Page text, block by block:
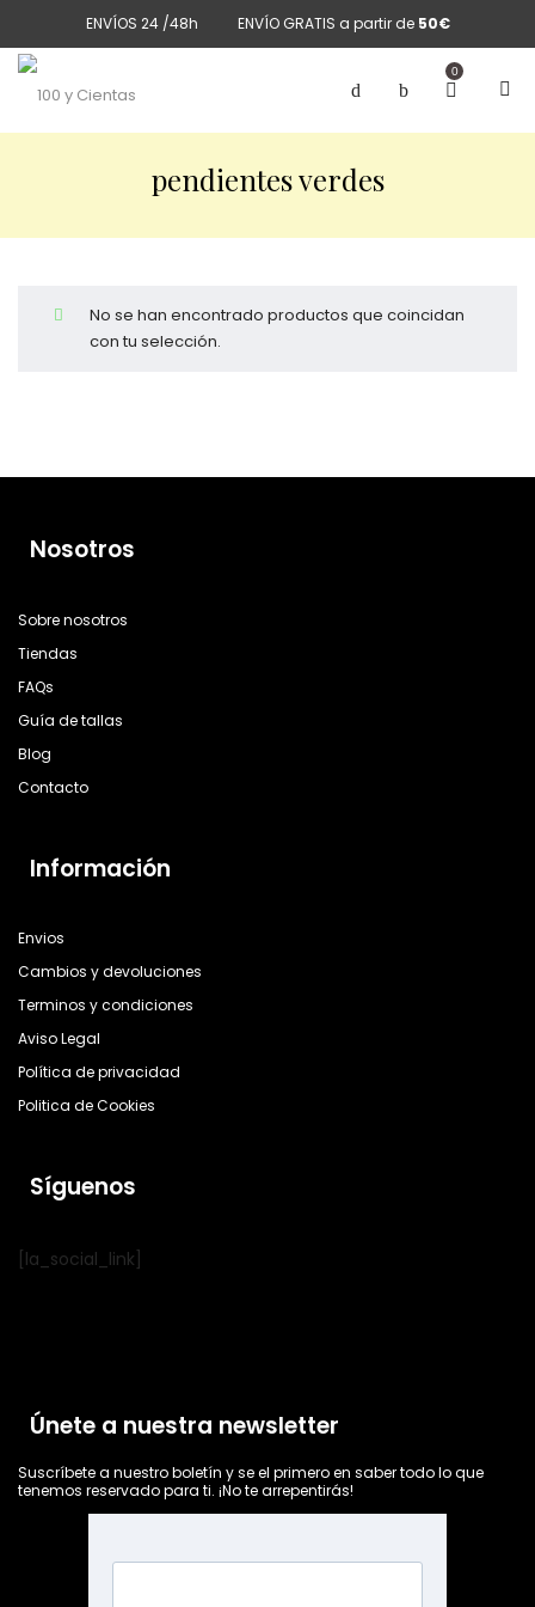
ENVÍOS 24 /48h ENVÍO GRATIS a partir de 50€
0
pendientes verdes
No se han encontrado productos que coincidan
con tu selección.
Nosotros
Sobre nosotros
Tiendas
FAQs
Guía de tallas
Blog
Contacto
Información
Envios
Cambios y devoluciones
Terminos y condiciones
Aviso Legal
Política de privacidad
Politica de Cookies
Síguenos
[la_social_link]
Únete a nuestra newsletter
Suscríbete a nuestro boletín y se el primero en saber todo lo que
tenemos reservado para ti. ¡No te arrepentirás!